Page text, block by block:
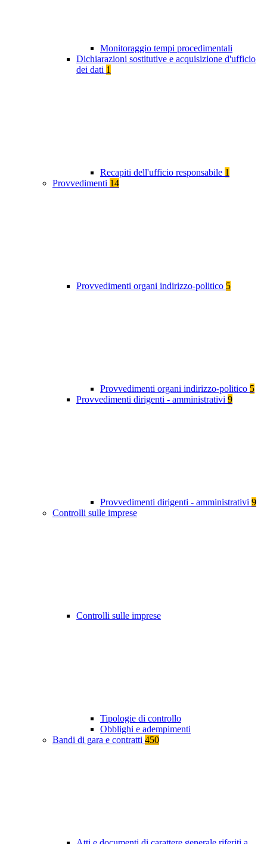
Monitoraggio tempi procedimentali
Dichiarazioni sostitutive e acquisizione d'ufficio
dei dati 1
Recapiti dell'ufficio responsabile 1
Provvedimenti 14
Provvedimenti organi indirizzo-politico 5
Provvedimenti organi indirizzo-politico 5
Provvedimenti dirigenti - amministrativi 9
Provvedimenti dirigenti - amministrativi 9
Controlli sulle imprese
Controlli sulle imprese
Tipologie di controllo
Obblighi e adempimenti
Bandi di gara e contratti 450